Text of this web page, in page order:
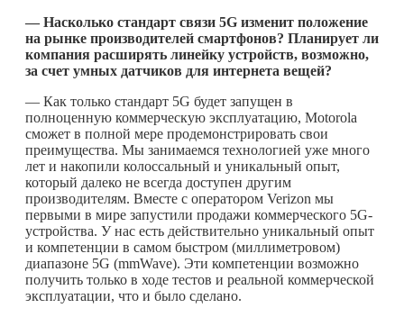
— Насколько стандарт связи 5G изменит положение
на рынке производителей смартфонов? Планирует ли
компания расширять линейку устройств, возможно,
за счет умных датчиков для интернета вещей?
— Как только стандарт 5G будет запущен в
полноценную коммерческую эксплуатацию, Motorola
сможет в полной мере продемонстрировать свои
преимущества. Мы занимаемся технологией уже много
лет и накопили колоссальный и уникальный опыт,
который далеко не всегда доступен другим
производителям. Вместе с оператором Verizon мы
первыми в мире запустили продажи коммерческого 5G-
устройства. У нас есть действительно уникальный опыт
и компетенции в самом быстром (миллиметровом)
диапазоне 5G (mmWave). Эти компетенции возможно
получить только в ходе тестов и реальной коммерческой
эксплуатации, что и было сделано.